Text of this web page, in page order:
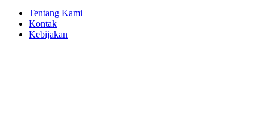
Tentang Kami
Kontak
Kebijakan